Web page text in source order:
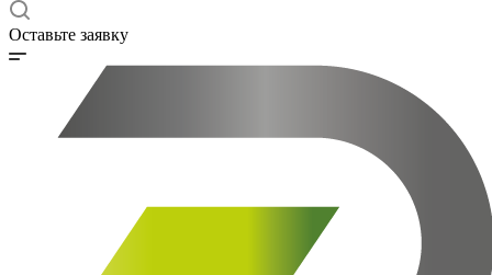
Оставьте заявку